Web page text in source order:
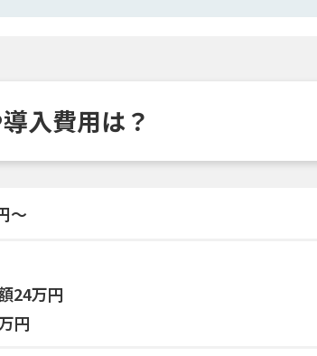
入費用は？
〜
24万円
円